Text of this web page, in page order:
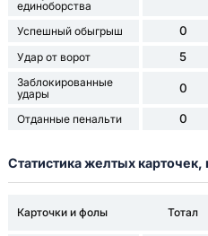
единоборства
Успешный обыгрыш 0
Удар от ворот 5
Заблокированные
удары
0
Отданные пенальти 0
Статистика желтых
Карточки и фолы Тотал